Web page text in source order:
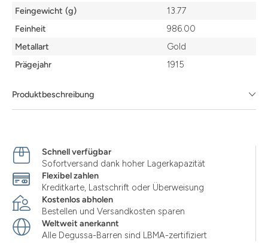
Produktbeschreibung
Feingewicht (g)
13.77
Feinheit
986.00
Metallart
Gold
Prägejahr
1915
Schnell verfügbar
Sofortversand dank hoher Lagerkapazität
Flexibel zahlen
Kreditkarte, Lastschrift oder Überweisung
Kostenlos abholen
Bestellen und Versandkosten sparen
Weltweit anerkannt
Alle Degussa-Barren sind LBMA-zertifiziert